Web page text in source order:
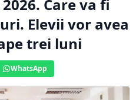
Care va fi
Elevii vor avea
trei luni
WhatsApp